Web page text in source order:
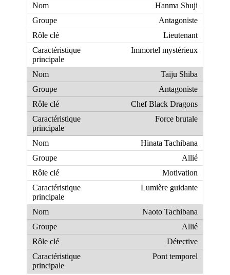
Hanma Shuji
Antagoniste
Lieutenant
Immortel mystérieux
Taiju Shiba
Antagoniste
Chef Black Dragons
Force brutale
Hinata Tachibana
Allié
Motivation
Lumière guidante
Naoto Tachibana
Allié
Détective
Pont temporel